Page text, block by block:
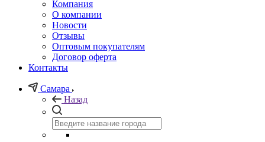
Компания
О компании
Новости
Отзывы
Оптовым покупателям
Договор оферта
Контакты
Самара
Назад